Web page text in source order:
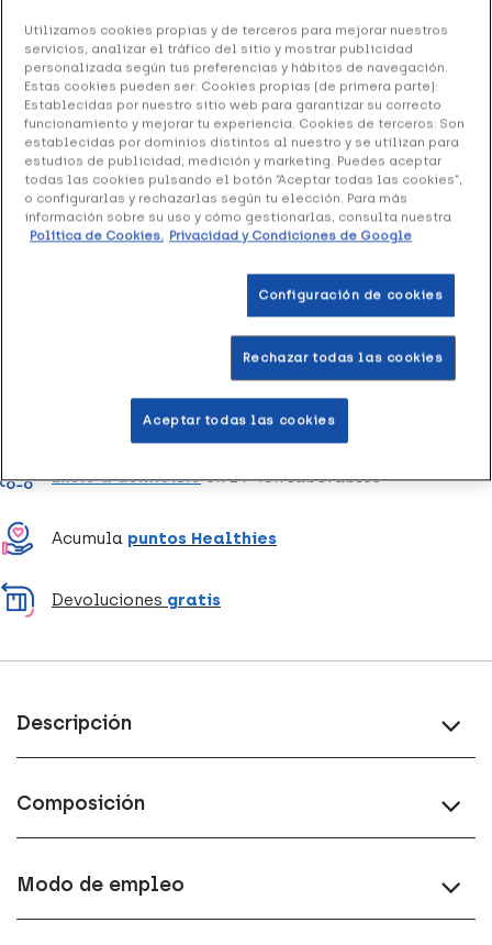
Xhekpon Crema de Manos, 40 g
6.99 €
+ 14 puntos Healthies
Xhekpon crema de manos dermoprotectora de colágeno
hidrolizado y glicerina para el cuidado diario de las manos.
Entrega rápida y gratuita en farmacia
Envío a domicilioen 24-48h laborables
Acumula puntos Healthies
Devoluciones gratis
Descripción
Composición
Modo de empleo
Utilizamos cookies propias y de terceros para mejorar nuestros
servicios, analizar el tráfico del sitio y mostrar publicidad
personalizada según tus preferencias y hábitos de navegación.
Estas cookies pueden ser: Cookies propias (de primera parte):
Establecidas por nuestro sitio web para garantizar su correcto
funcionamiento y mejorar tu experiencia. Cookies de terceros: Son
establecidas por dominios distintos al nuestro y se utilizan para
estudios de publicidad, medición y marketing. Puedes aceptar
todas las cookies pulsando el botón “Aceptar todas las cookies”,
o configurarlas y rechazarlas según tu elección. Para más
información sobre su uso y cómo gestionarlas, consulta nuestra
Política de Cookies. Privacidad y Condiciones de Google
Configuración de cookies
Rechazar todas las cookies
Aceptar todas las cookies